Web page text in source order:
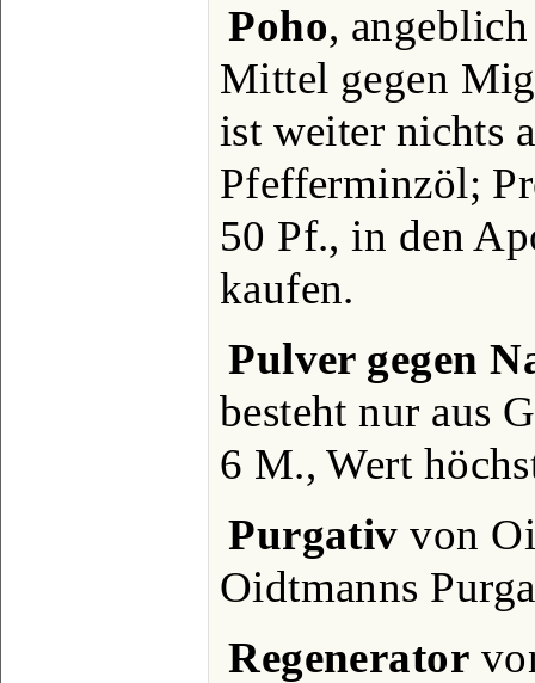
Poho,
Mittel gegen
ist weiter nichts
Pfefferminzöl;
50 Pf., in den
kaufen.
Pulver gegen
besteht nur aus
6 M., Wert
Purgativ von
Oidtmanns
Regenerator